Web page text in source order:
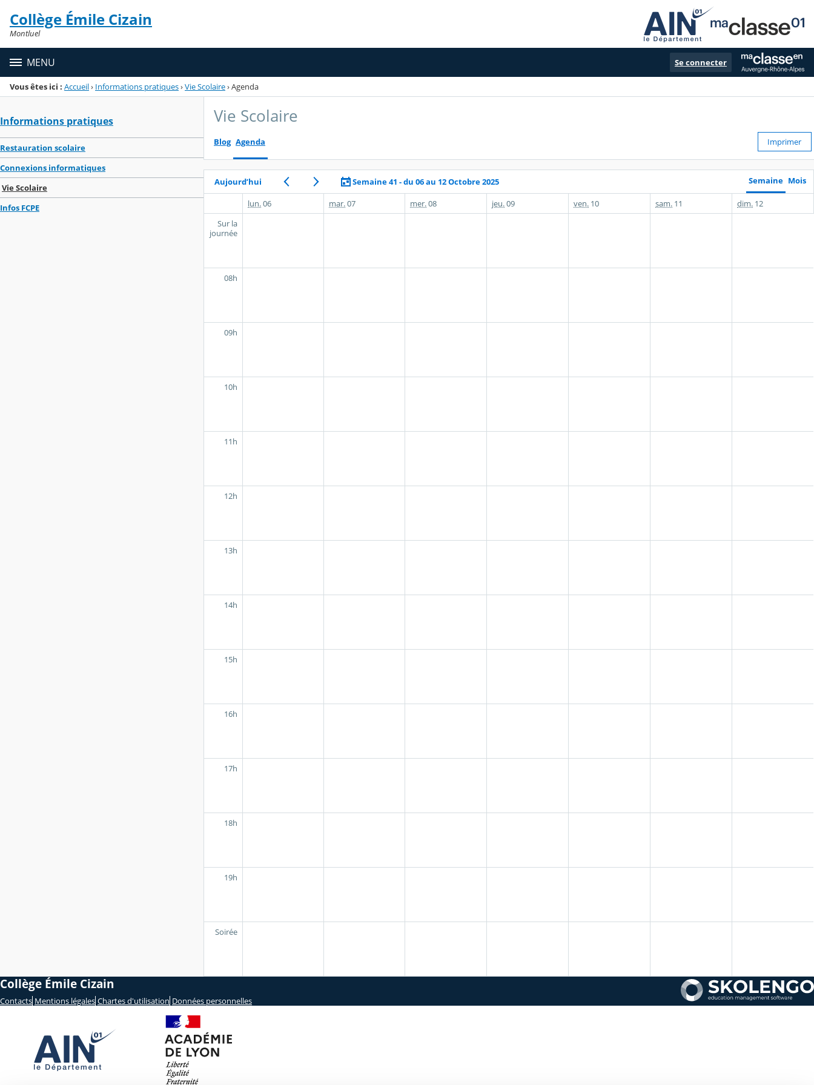
Menu de la rubrique
Contenu
Collège Émile Cizain
Montluel
MENU Se connecter
Vous êtes ici : Accueil› Informations pratiques›Vie Scolaire›Agenda
Informations pratiques
Restauration scolaire
Connexions informatiques
Vie Scolaire
Infos FCPE
Vie Scolaire
Blog Agenda Imprimer
Aujourd’hui Semaine 41 - du 06 au 12 Octobre 2025 Semaine Mois
lun.06 mar.07 mer.08 jeu.09 ven. 10 sam. 11 dim. 12
Sur la
journée
08h
09h
10h
11h
12h
13h
14h
15h
16h
17h
18h
19h
Soirée
Collège Émile Cizain
Contacts Mentions légales Chartes d'utilisation Données personnelles